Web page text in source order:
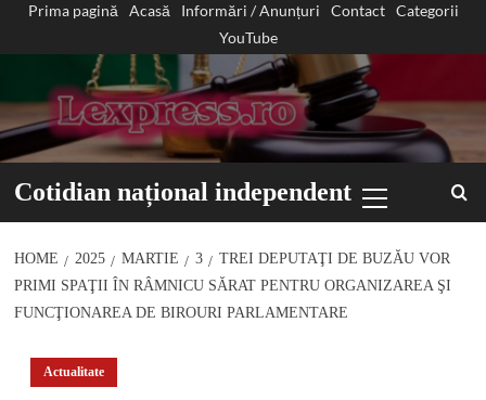
Prima pagină Acasă Informări / Anunțuri Contact
Categorii
YouTube
Cotidian național independent
Menu
HOME 2025 MARTIE 3
TREI DEPUTAŢI DE BUZĂU VOR
PRIMI SPAŢII ÎN RÂMNICU SĂRAT PENTRU ORGANIZAREA ŞI
FUNCŢIONAREA DE BIROURI PARLAMENTARE
Actualitate